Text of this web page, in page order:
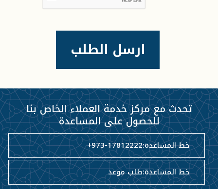
تحدث مع مركز خدمة العملاء الخاص بنا
للحصول على المساعدة
خط المساعدة:+973-17812222
خط المساعدة:طلب موعد